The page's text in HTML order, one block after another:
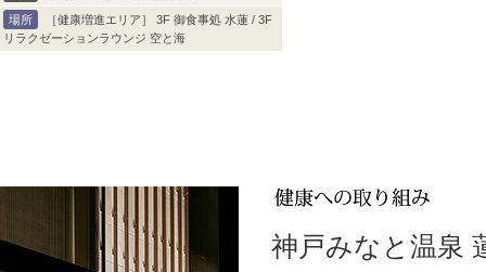
場所
［健康増進エリア］ 3F 御食事処 水蓮 / 3F
リラクゼーションラウンジ 空と海
神戸みなと温泉